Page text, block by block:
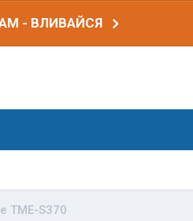
- ВЛИВАЙСЯ
TME-S370